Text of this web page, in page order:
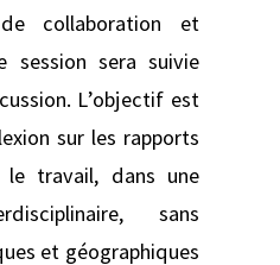
collaboration et
session sera suivie
L’objectif est
sur les rapports
travail, dans une
sans
et géographiques